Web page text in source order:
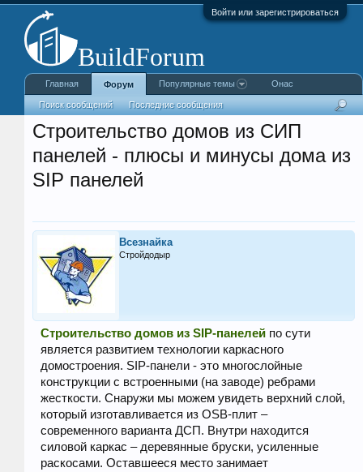
Войти или зарегистрироваться
Строительство домов из СИП
панелей - плюсы и минусы дома из
SIP панелей
Всезнайка
Стройдодыр
Строительство домов из SIP-панелей по сути
является развитием технологии каркасного
домостроения. SIP-панели - это многослойные
конструкции с встроенными (на заводе) ребрами
жесткости. Снаружи мы можем увидеть верхний слой,
который изготавливается из OSB-плит –
современного варианта ДСП. Внутри находится
силовой каркас – деревянные бруски, усиленные
раскосами. Оставшееся место занимает
Главная Форум
Поиск сообщений Последние сообщения
Популярные темы Онас